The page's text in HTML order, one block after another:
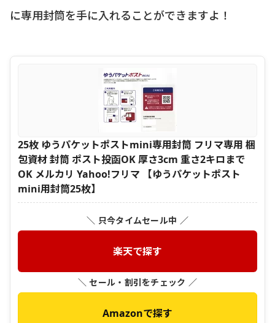
に専用封筒を手に入れることができますよ！
25枚 ゆうパケットポストmini専用封筒 フリマ専用 梱
包資材 封筒 ポスト投函OK 厚さ3cm 重さ2キロまで
OK メルカリ Yahoo!フリマ 【ゆうパケットポスト
mini用封筒25枚】
＼ 只今タイムセール中 ／
楽天で探す
＼ セール・割引をチェック ／
Amazonで探す